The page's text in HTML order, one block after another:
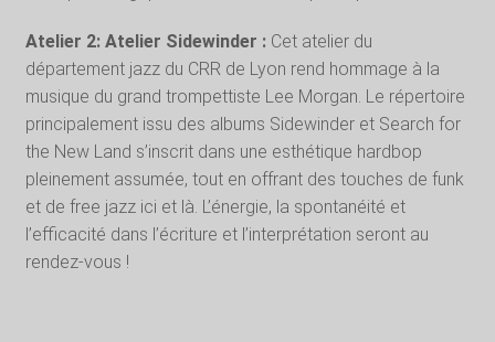
Atelier 2: Atelier Sidewinder :Cet atelier du
département jazz du CRR de Lyon rend hommage à la
musique du grand trompettiste Lee Morgan. Le répertoire
principalement issu des albums Sidewinder et Search for
the New Land s’inscrit dans une esthétique hardbop
pleinement assumée, tout en offrant des touches de funk
et de free jazz ici et là. L’énergie, la spontanéité et
l’efficacité dans l’écriture et l’interprétation seront au
rendez-vous !